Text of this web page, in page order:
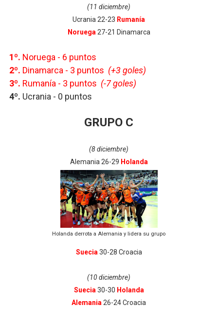
(11 diciembre)
Ucrania 22-23 Rumanía
Noruega 27-21 Dinamarca
1º. Noruega - 6 puntos
2º. Dinamarca - 3 puntos (+3 goles)
3º. Rumanía - 3 puntos (-7 goles)
4º. Ucrania - 0 puntos
GRUPO C
(8 diciembre)
Alemania 26-29 Holanda
Holanda derrota a Alemania y lidera su grupo
Suecia 30-28 Croacia
(10 diciembre)
Suecia 30-30 Holanda
Alemania 26-24 Croacia